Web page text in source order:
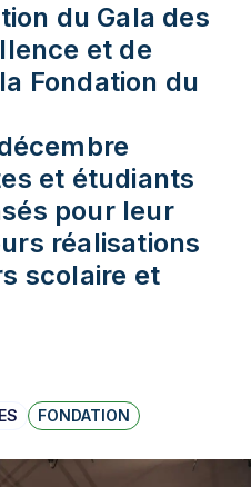
du chantier.du Gala des
et de
Fondation du
et étudiants
pour leur
réalisations
scolaire et
FONDATION